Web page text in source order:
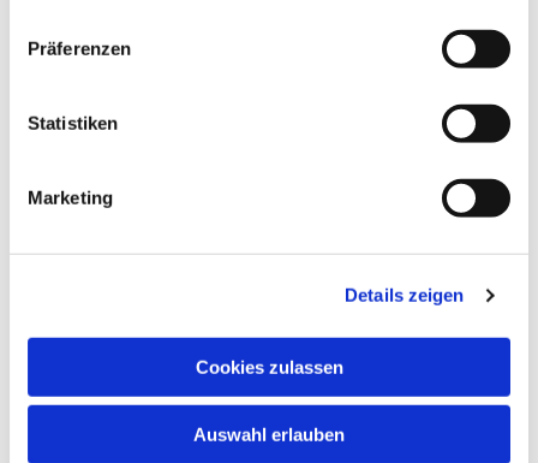
Präferenzen
Statistiken
Marketing
Details zeigen
Cookies zulassen
Auswahl erlauben
Dies könnte Sie auch